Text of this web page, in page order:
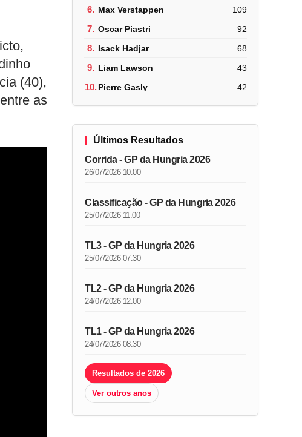
(40),
as
6. Max Verstappen 109
7. Oscar Piastri 92
8. Isack Hadjar 68
9. Liam Lawson 43
10.Pierre Gasly 42
Últimos Resultados
Corrida - GP da Hungria 2026
26/07/2026 10:00
Classificação - GP da Hungria 2026
25/07/2026 11:00
TL3 - GP da Hungria 2026
25/07/2026 07:30
TL2 - GP da Hungria 2026
24/07/2026 12:00
TL1 - GP da Hungria 2026
24/07/2026 08:30
Resultados de 2026
Ver outros anos